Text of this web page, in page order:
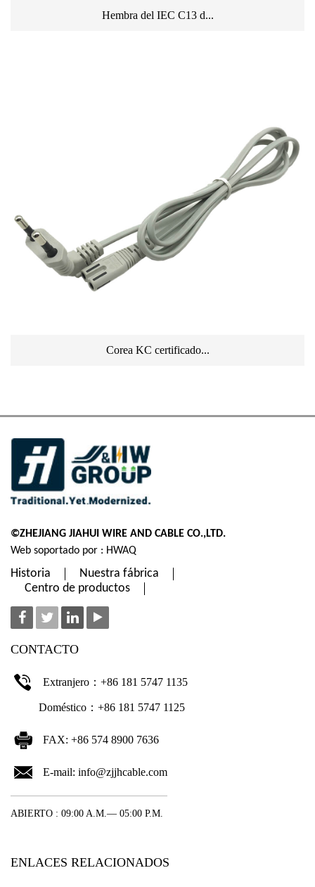
Hembra del IEC C13 d...
Corea KC certificado...
©ZHEJIANG JIAHUI WIRE AND CABLE CO.,LTD.
Web soportado por : HWAQ
Historia
Nuestra fábrica
Centro de productos
CONTACTO
Extranjero：+86 181 5747 1135
Doméstico：+86 181 5747 1125
FAX: +86 574 8900 7636
E-mail: info@zjjhcable.com
ABIERTO : 09:00 A.M.— 05:00 P.M.
ENLACES RELACIONADOS